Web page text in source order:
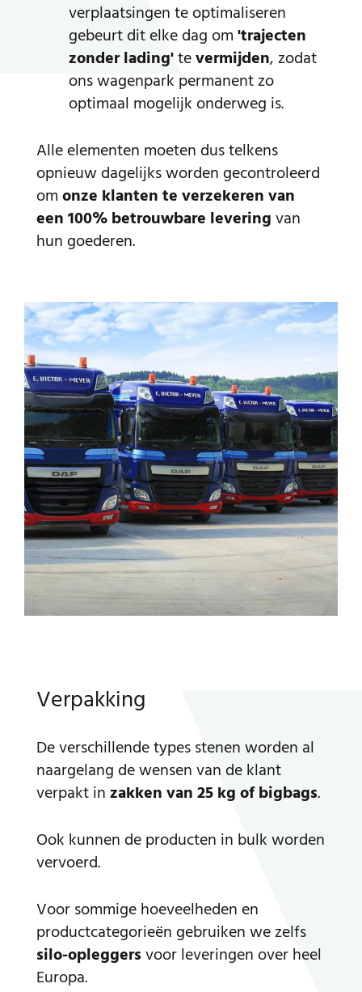
verplaatsingen te optimaliseren
gebeurt dit elke dag om'trajecten
zonder lading'tevermijden, zodat
ons wagenpark permanent zo
optimaal mogelijk onderweg is.
Alle elementen moeten dus telkens
opnieuw dagelijks worden gecontroleerd
omonze klanten te verzekeren van
een 100% betrouwbare leveringvan
hun goederen.
Verpakking
De verschillende types stenen worden al
naargelang de wensen van de klant
verpakt inzakken van 25 kg of bigbags.
Ook kunnen de producten in bulk worden
vervoerd.
Voor sommige hoeveelheden en
productcategorieën gebruiken we zelfs
silo-opleggersvoor leveringen over heel
Europa.